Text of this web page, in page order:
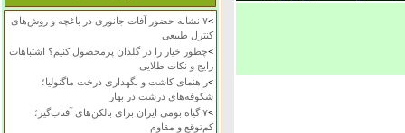
>
۷ نشانه حضور آفات جانوری در باغچه و روش‌های
کنترل طبیعی
>چطور خیار را در گلدان پرمحصول کنیم؟ اشتباهات
رایج و نکات طلایی
>راهنمای کاشت و نگهداری درخت ماگنولیا؛
شکوفه‌های درشت در بهار
>
۷ گیاه بومی ایران برای بالکن‌های آفتاب‌گیر؛
کم‌توقع و مقاوم